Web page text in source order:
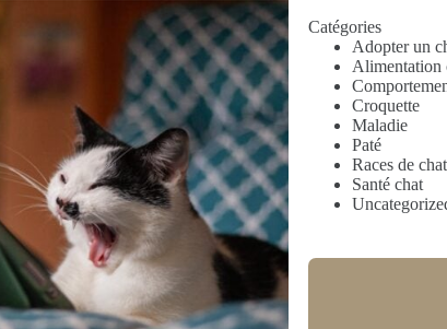
Catégories
Adopter un
Alimentation
Croquette
Maladie
Paté
Races de chat
Santé chat